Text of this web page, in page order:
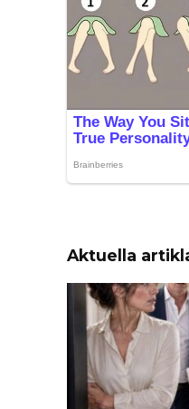
Aktuella